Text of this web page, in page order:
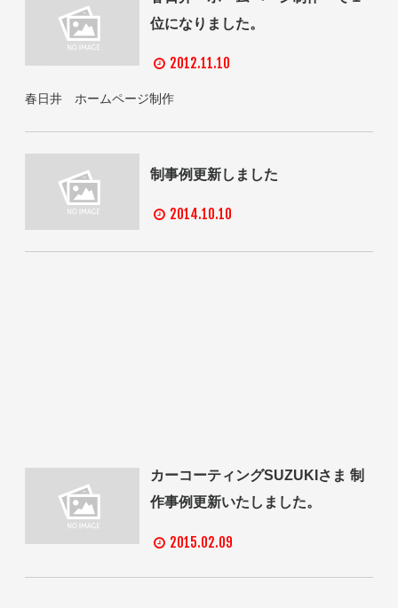
位になりました。
2012.11.10
春日井 ホームページ制作
制事例更新しました
2014.10.10
カーコーティングSUZUKIさま 制
作事例更新いたしました。
2015.02.09